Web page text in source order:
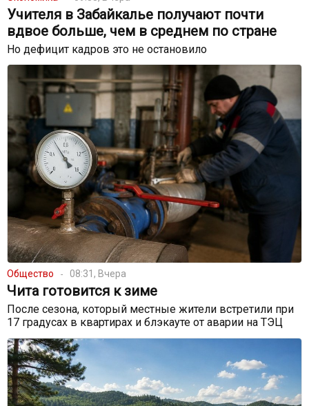
Учителя в Забайкалье получают почти
вдвое больше, чем в среднем по стране
Но дефицит кадров это не остановило
Общество 08:31, Вчера
Чита готовится к зиме
После сезона, который местные жители встретили при
17 градусах в квартирах и блэкауте от аварии на ТЭЦ